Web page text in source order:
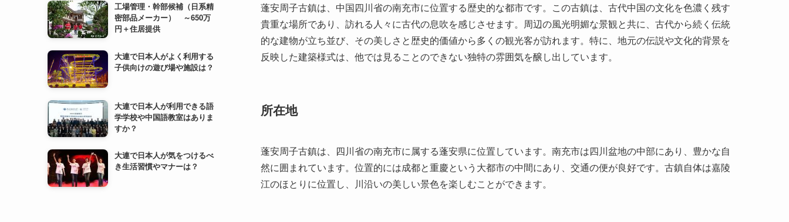
蓬安周子古鎮は、中国四川省の南充市に位置する歴史的な都市です。この古鎮は、古代中国の文化を色濃く残す
貴重な場所であり、訪れる人々に古代の息吹を感じさせます。周辺の風光明媚な景観と共に、古代から続く伝統
的な建物が立ち並び、その美しさと歴史的価値から多くの観光客が訪れます。特に、地元の伝説や文化的背景を
反映した建築様式は、他では見ることのできない独特の雰囲気を醸し出しています。
所在地
蓬安周子古鎮は、四川省の南充市に属する蓬安県に位置しています。南充市は四川盆地の中部にあり、豊かな自
然に囲まれています。位置的には成都と重慶という大都市の中間にあり、交通の便が良好です。古鎮自体は嘉陵
江のほとりに位置し、川沿いの美しい景色を楽しむことができます。
工場管理・幹部候補（日系精
密部品メーカー） ～650万
円＋住居提供
大連で日本人がよく利用する
子供向けの遊び場や施設は？
大連で日本人が利用できる語
学学校や中国語教室はありま
すか？
大連で日本人が気をつけるべ
き生活習慣やマナーは？